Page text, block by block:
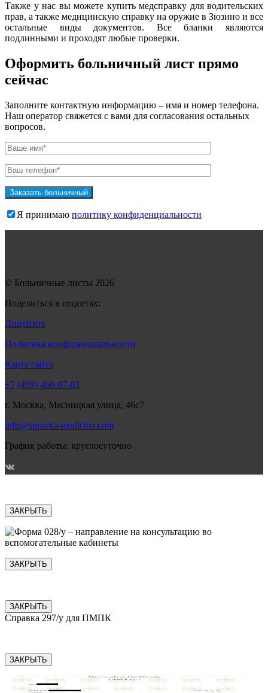
Также у нас вы можете купить медсправку для водительских
прав, а также медицинскую справку на оружие в Зюзино и все
остальные виды документов. Все бланки являются
подлинными и проходят любые проверки.
Оформить больничный лист прямо
сейчас
Заполните контактную информацию – имя и номер телефона.
Наш оператор свяжется с вами для согласования остальных
вопросов.
Я принимаю политику конфиденциальности
© Больничные листы 2026
Поделиться в соцсетях:
Лицензия
Политика конфиденциальности
Карта сайта
+7 (499) 460-07-83
г. Москва, Мясницкая улица, 46с7
info@spravka-medicina.com
График работы: круглосуточно
ЗАКРЫТЬ
ЗАКРЫТЬ
ЗАКРЫТЬ
Справка 297/у для ПМПК
ЗАКРЫТЬ